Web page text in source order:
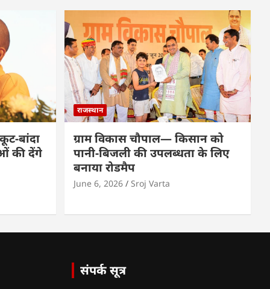
बांदा
की देंगे
राजस्थान
ग्राम विकास चौपाल— किसान को
पानी-बिजली की उपलब्धता के लिए
बनाया रोडमैप
June 6, 2026 Sroj Varta
संपर्क सूत्र